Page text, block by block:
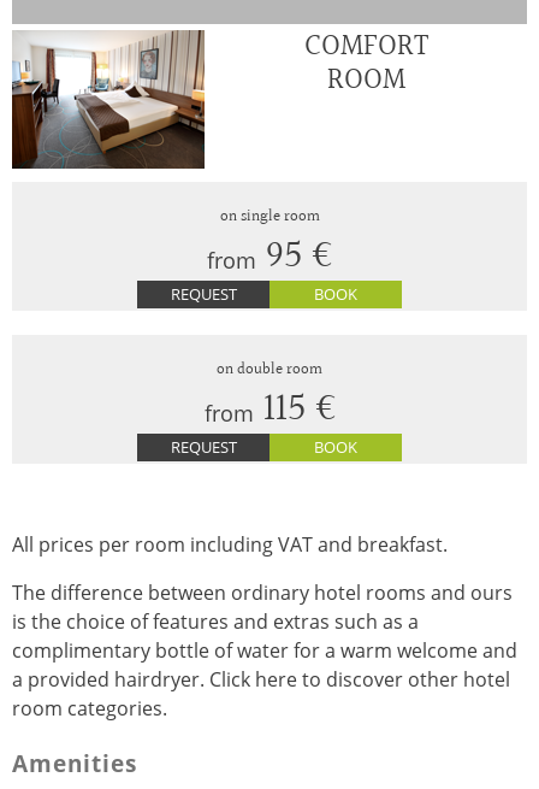
COMFORT
ROOM
from 95 €
REQUEST BOOK
from 115 €
REQUEST BOOK
All prices per room including VAT and breakfast.
The difference between ordinary hotel rooms and ours
is the choice of features and extras such as a
complimentary bottle of water for a warm welcome and
a provided hairdryer. Click here to discover other hotel
room categories.
Amenities